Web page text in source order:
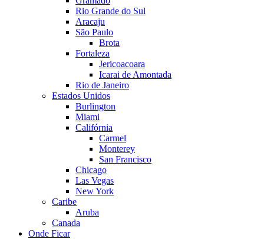
Rio Grande do Sul
Aracaju
São Paulo
Brota
Fortaleza
Jericoacoara
Icarai de Amontada
Rio de Janeiro
Estados Unidos
Burlington
Miami
Califórnia
Carmel
Monterey
San Francisco
Chicago
Las Vegas
New York
Caribe
Aruba
Canada
Onde Ficar